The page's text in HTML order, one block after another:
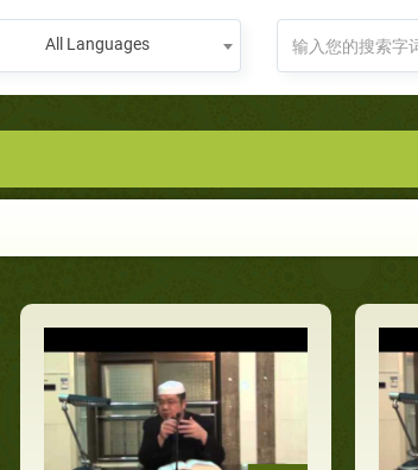
All Languages